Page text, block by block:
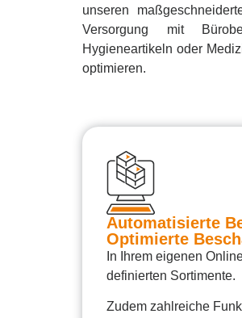
unseren
Versorgung mit
Hygieneartikeln oder
optimieren.
Automatisierte
Optimierte
In Ihrem eigenen
definierten Sortimente.
Zudem zahlreiche